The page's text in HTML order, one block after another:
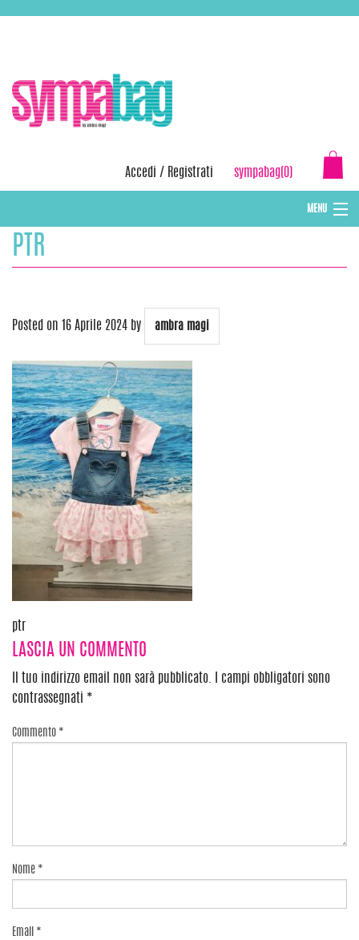
Accedi / Registrati sympabag(0)
MENU
CAPPELLI INVERNALI DONNA
PTR
Posted on 16 Aprile 2024 by ambra magi
Navigazione
articoli
ptr
LASCIA UN COMMENTO
Il tuo indirizzo email non sarà pubblicato.
I campi obbligatori sono
contrassegnati *
Commento *
Nome *
Email *